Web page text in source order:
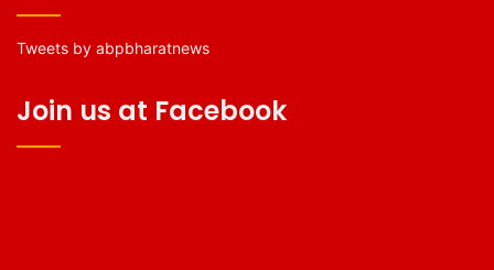
Tweets by abpbharatnews
Join us at Facebook